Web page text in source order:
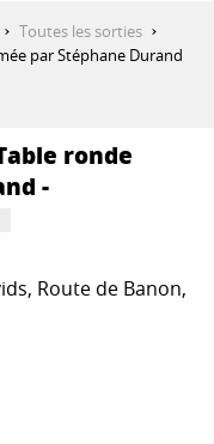
Toutes les sorties
par Stéphane Durand
ronde
-
Route de Banon,